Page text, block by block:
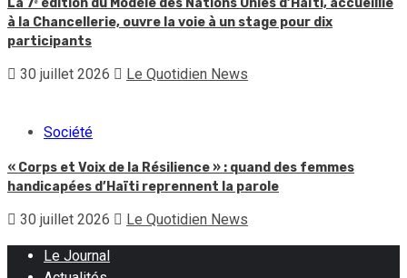
à la Chancellerie, ouvre la voie à un stage pour dix
participants
30 juillet 2026 Le Quotidien News
Société
« Corps et Voix de la Résilience » : quand des femmes
handicapées d’Haïti reprennent la parole
30 juillet 2026 Le Quotidien News
Le Journal